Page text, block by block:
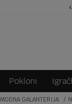
Pokloni
MODNA GALANTERIJA